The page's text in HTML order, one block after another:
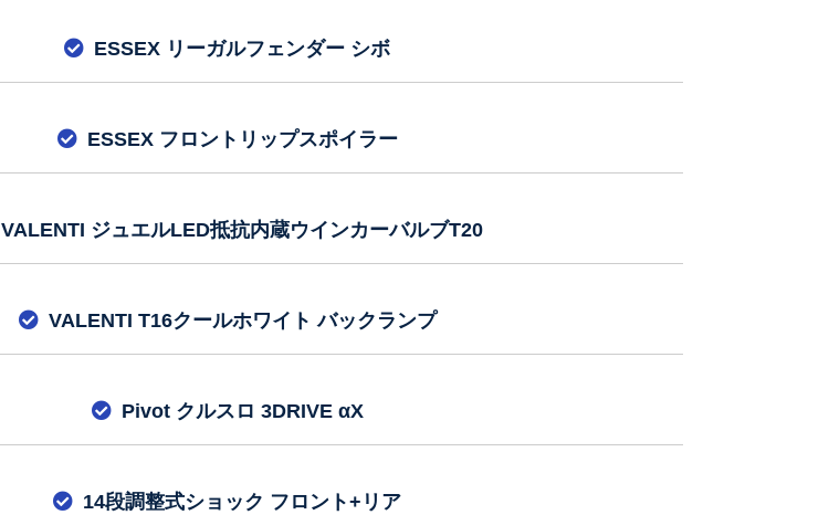
ESSEX リーガルフェンダー シボ
ESSEX フロントリップスポイラー
VALENTI ジュエルLED抵抗内蔵ウインカーバルブT20
VALENTI T16クールホワイト バックランプ
Pivot クルスロ 3DRIVE αX
14段調整式ショック フロント+リア